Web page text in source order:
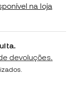
na loja
devoluções.